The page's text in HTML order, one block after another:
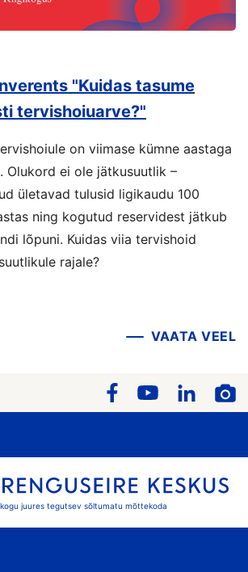
"Kuidas tasume
tervishoiuarve?"
on viimase kümne aastaga
Olukord ei ole jätkusuutlik –
ületavad tulusid ligikaudu 100
ning kogutud reservidest jätkub
lõpuni. Kuidas viia tervishoid
rajale?
VAATA VEEL
juures tegutsev sõltumatu mõttekoda